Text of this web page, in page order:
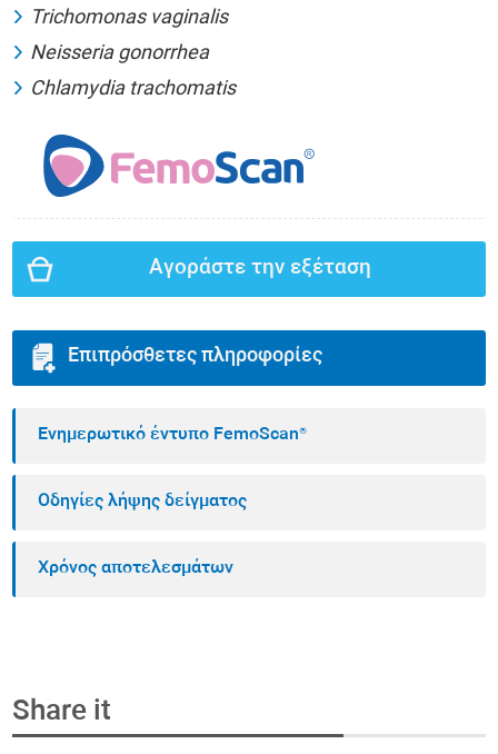
Trichomonas vaginalis
Neisseria gonorrhea
Chlamydia trachomatis
Αγοράστε την εξέταση
Επιπρόσθετες πληροφορίες
Ενημερωτικό έντυπο FemoScan®
Οδηγίες λήψης δείγματος
Χρόνος αποτελεσμάτων
Share it